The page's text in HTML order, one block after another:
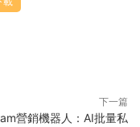
下一篇
營銷機器人：AI批量私